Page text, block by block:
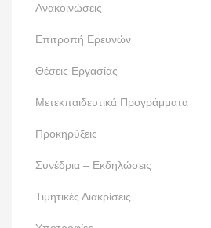
Ανακοινώσεις
Επιτροπή Ερευνών
Θέσεις Εργασίας
Μετεκπαιδευτικά Προγράμματα
Προκηρύξεις
Συνέδρια – Εκδηλώσεις
Τιμητικές Διακρίσεις